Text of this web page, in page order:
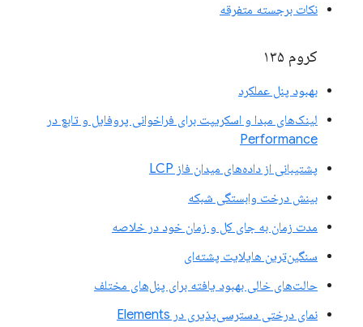
نکات برجسته متفرقه
کروم ۱۳۵
بهبود پنل عملکرد
لینک‌های مبدا و اسکریپت برای فراخوانی پروفایل و تابع در
Performance
پشتیبانی از داده‌های میدان فاز LCP
بینش درخت وابستگی شبکه
مدت زمان به جای کل و زمان خود در خلاصه
سنگین‌ترین هایلایت پشته‌ای
حالت‌های خالی بهبود یافته برای پنل‌های مختلف
نمای درختی دسترسی‌پذیری در Elements